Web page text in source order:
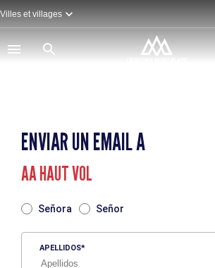
Pasar
al
contenido
principal
Villes et villages
ENVIAR UN EMAIL A
AA HAUT VOL
Señora Señor
APELLIDOS